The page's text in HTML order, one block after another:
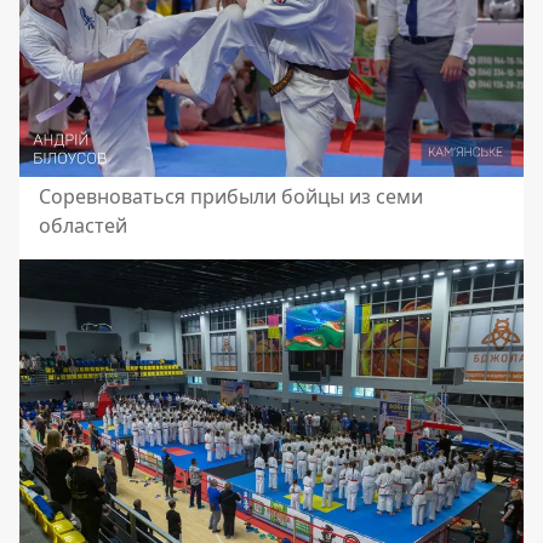
Соревноваться прибыли бойцы из семи
областей